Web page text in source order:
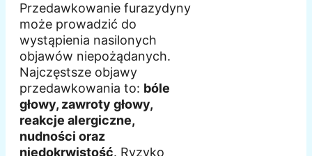
Przedawkowanie furazydyny
może prowadzić do
wystąpienia nasilonych
objawów niepożądanych.
Najczęstsze objawy
przedawkowania to: bóle
głowy, zawroty głowy,
reakcje alergiczne,
nudności oraz
niedokrwistość. Ryzyko